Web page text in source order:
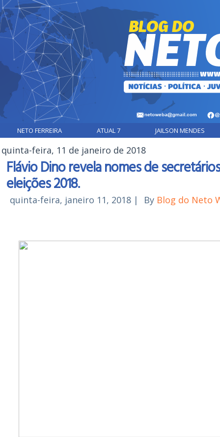
NETO FERREIRA ATUAL 7 JAILSON MENDES
quinta-feira, 11 de janeiro de 2018
Flávio Dino revela nomes de
eleições 2018.
quinta-feira, janeiro 11, 2018 | By Blog do Neto